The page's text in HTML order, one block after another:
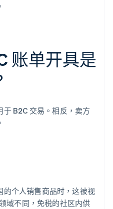
账单开具是
B2C 交易。相反，卖方
的个人销售商品时，这被视
域不同，免税的社区内供